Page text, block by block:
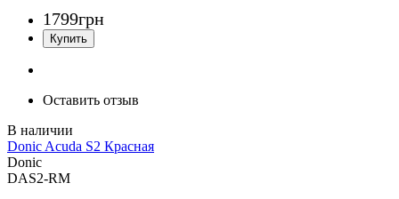
1799грн
Оставить отзыв
Donic Acuda S2 Красная
Donic
DAS2-RM